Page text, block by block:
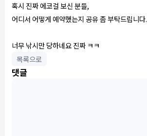
혹시 진짜 에코걸 보신 분들,
어디서 어떻게 예약했는지 공유 좀 부탁드립니다.
너무 낚시만 당하네요 진짜 ㅋㅋ
목록으로
댓글